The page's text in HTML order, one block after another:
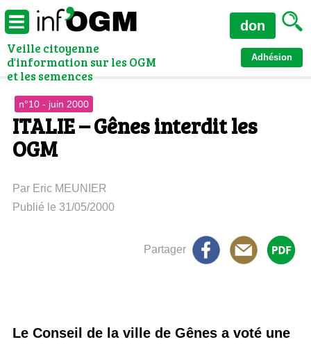
Veille citoyenne
d'information sur les OGM
et les semences
Adhésion
don
n°10 - juin 2000
ITALIE – Gênes interdit les
OGM
Par Eric MEUNIER
Publié le 31/05/2000
Partager
Le Conseil de la ville de Gênes a voté une